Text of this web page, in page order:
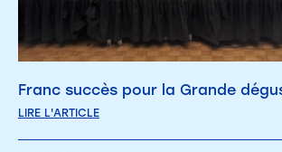
Franc succès pour la Grande
LIRE L'ARTICLE